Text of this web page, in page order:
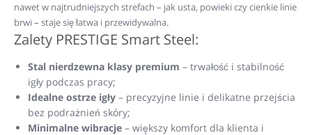
nawet w najtrudniejszych strefach – jak usta, powieki czy cienkie linie
brwi – staje się łatwa i przewidywalna.
Zalety PRESTIGE Smart Steel:
Stal nierdzewna klasy premium – trwałość i stabilność
igły podczas pracy;
Idealne ostrze igły – precyzyjne linie i delikatne przejścia
bez podrażnień skóry;
Minimalne wibracje – większy komfort dla klienta i